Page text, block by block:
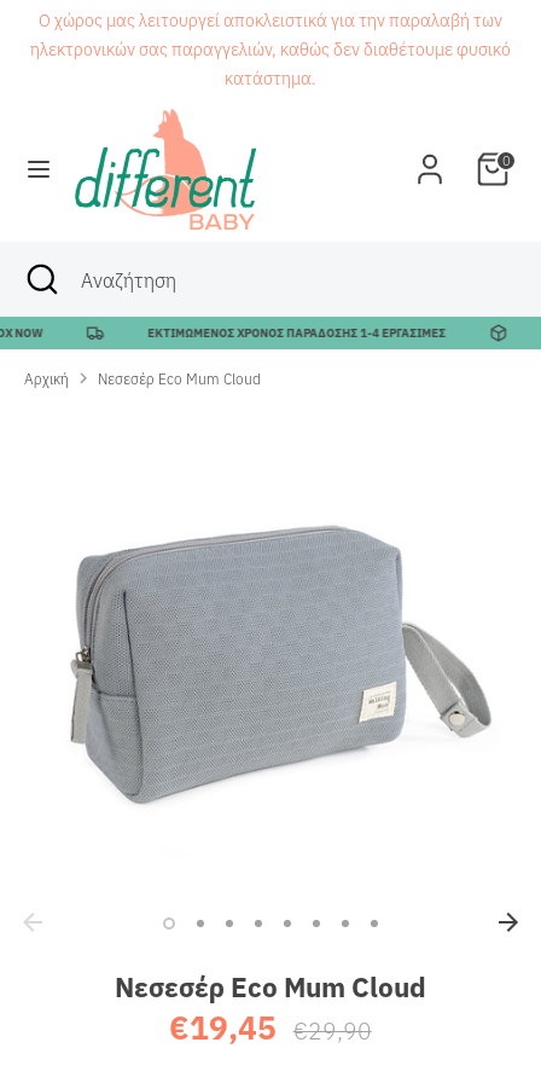
Μετάβαση
Ο χώρος μας λειτουργεί αποκλειστικά για την παραλαβή των
ηλεκτρονικών σας παραγγελιών, καθώς δεν διαθέτουμε φυσικό
κατάστημα.
0
Αναζήτηση
Sales
ΑναζήτησηΑναζήτηση
Κλείσιμο
αναζήτησης
ΕΚΤΙΜΩΜΕΝΟΣ ΧΡΟΝΟΣ ΠΑΡΑΔΟΣΗΣ 1-4 ΕΡΓΑΣΙΜΕΣ
Αρχική Νεσεσέρ Eco Mum Cloud
Νεσεσέρ Eco Mum Cloud
€19,45
Κανονική
τιμή
€29,90